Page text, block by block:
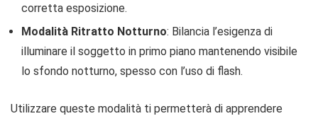
corretta esposizione.
Modalità Ritratto Notturno: Bilancia l’esigenza di
illuminare il soggetto in primo piano mantenendo visibile
lo sfondo notturno, spesso con l’uso di flash.
Utilizzare queste modalità ti permetterà di apprendere